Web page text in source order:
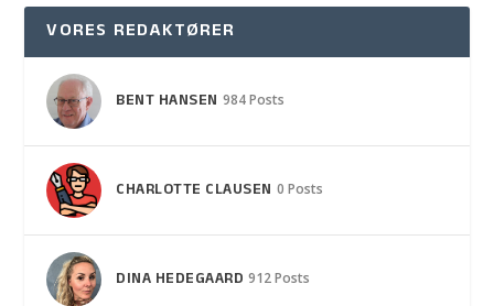
VORES REDAKTØRER
BENT HANSEN 984 Posts
CHARLOTTE CLAUSEN 0 Posts
DINA HEDEGAARD 912 Posts